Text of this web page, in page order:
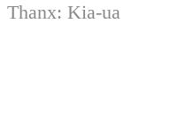
Thanx: Kia-ua